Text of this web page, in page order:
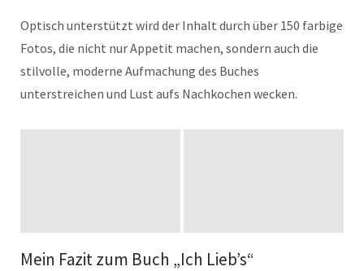
Optisch unterstützt wird der Inhalt durch über 150 farbige
Fotos, die nicht nur Appetit machen, sondern auch die
stilvolle, moderne Aufmachung des Buches
unterstreichen und Lust aufs Nachkochen wecken.
Mein Fazit zum Buch „Ich Lieb’s“